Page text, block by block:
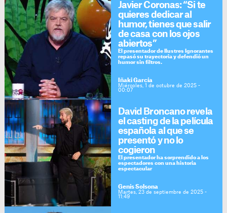
Javier Coronas: “Si te
quieres dedicar al
humor, tienes que salir
de casa con los ojos
abiertos”
El presentador de Ilustres Ignorantes
repasó su trayectoria y defendió un
humor sin filtros.
Iñaki García
Miércoles, 1 de octubre de 2025 -
00:07
David Broncano revela
el casting de la película
española al que se
presentó y no lo
cogieron
El presentador ha sorprendido a los
espectadores con una historia
espectacular
Genís Solsona
Martes, 23 de septiembre de 2025 -
11:49